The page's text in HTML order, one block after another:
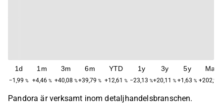
1d
−1,99 %
1m
+4,46 %
3m
+40,08 %
6m
+39,79 %
YTD
+12,61 %
1y
−23,13 %
3y
+20,11 %
5y
+1,63 %
Max
+202,97
Pandora är verksamt inom detaljhandelsbranschen.